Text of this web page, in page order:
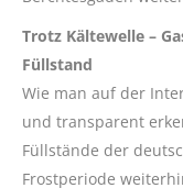
Trotz Kältewelle –
Füllstand
Wie man auf der
und transparent
Füllstände der
Frostperiode